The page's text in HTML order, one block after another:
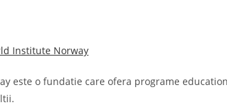
Institute Norway
este o fundatie care ofera programe